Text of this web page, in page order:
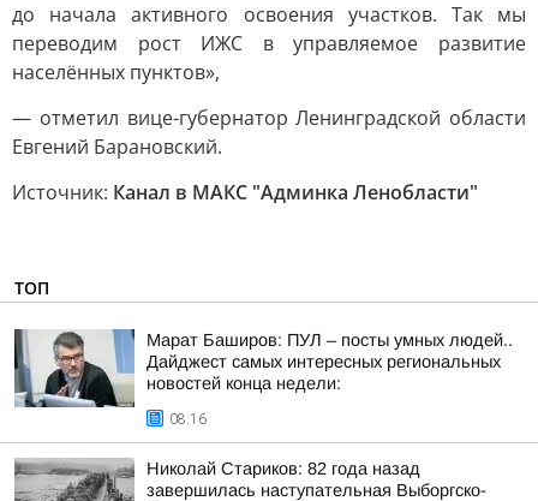
до начала активного освоения участков. Так мы
переводим рост ИЖС в управляемое развитие
населённых пунктов»,
— отметил вице-губернатор Ленинградской области
Евгений Барановский.
Источник: Канал в МАКС "Админка Ленобласти"
ТОП
Марат Баширов: ПУЛ – посты умных людей..
Дайджест самых интересных региональных
новостей конца недели:
08:16
Николай Стариков: 82 года назад
завершилась наступательная Выборгско-